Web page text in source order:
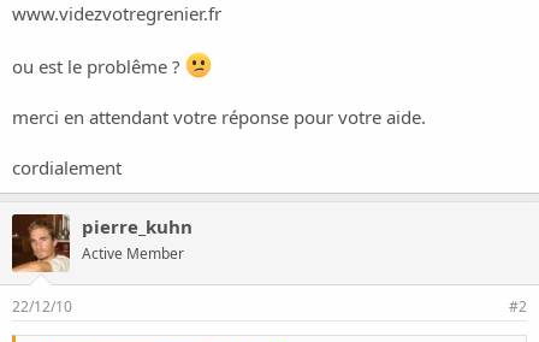
www.videzvotregrenier.fr
ou est le problême ?
merci en attendant votre réponse pour votre aide.
cordialement
pierre_kuhn
Active Member
22/12/10 #2